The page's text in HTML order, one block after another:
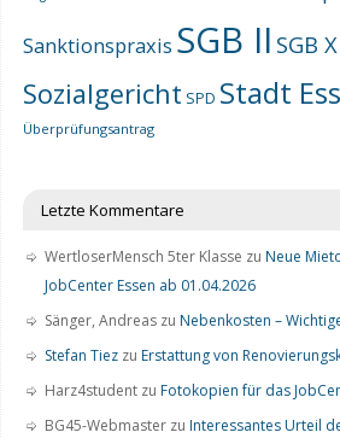
Sanktionspraxis SGB II SGB
Sozialgericht SPD Stadt
Überprüfungsantrag
Letzte Kommentare
WertloserMensch 5ter Klasse zu Neue
JobCenter Essen ab 01.04.2026
Sänger, Andreas zu Nebenkosten –
Stefan Tiez zu Erstattung von
Harz4student zu Fotokopien für das
BG45-Webmaster zu Interessantes Urteil